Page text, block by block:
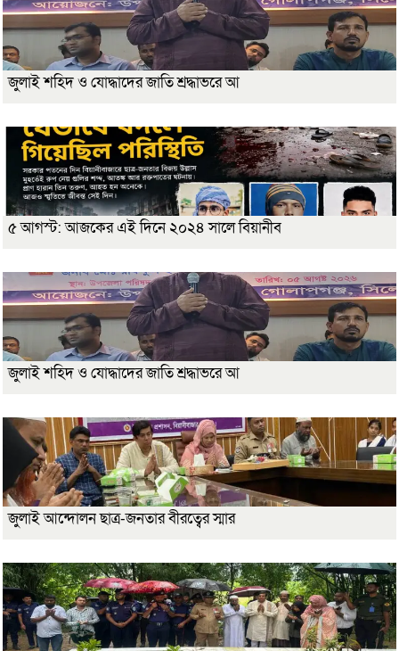
জুলাই শহিদ ও যোদ্ধাদের জাতি শ্রদ্ধাভরে আ
৫ আগস্ট: আজকের এই দিনে ২০২৪ সালে বিয়ানীব
জুলাই শহিদ ও যোদ্ধাদের জাতি শ্রদ্ধাভরে আ
জুলাই আন্দোলন ছাত্র-জনতার বীরত্বের স্মার